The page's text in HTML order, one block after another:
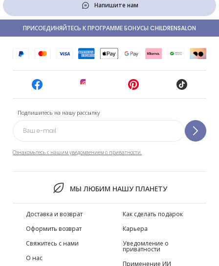
Напишите нам
Подпишитесь на нашу рассылку
Ознакомьтесь с нашим уведомлением о приватности.
МЫ ЛЮБИМ НАШУ ПЛАНЕТУ
ПРИСОЕДИНЯЙТЕСЬ К ПРОГРАММЕ БОНУСЫ CHILDRENSALON
Доставка и возврат
Оформить возврат
Свяжитесь с нами
О нас
Как сделать подарок
Карьера
Уведомление о
приватности
Применение ИИ